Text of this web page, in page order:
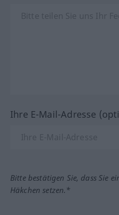
Ihre E-Mail-Adresse
Bitte bestätigen Sie, dass Sie
Häkchen setzen.*